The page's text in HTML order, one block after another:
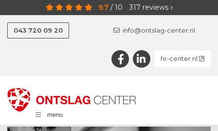
9.7/ 10 317 reviews
043 720 09 20 info@ontslag-center.nl
hr-center.nl
menu